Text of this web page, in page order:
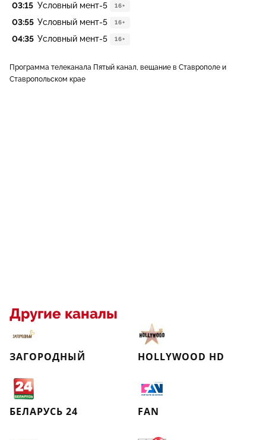
03:15 Условный мент-5 16+
03:55 Условный мент-5 16+
04:35 Условный мент-5 16+
Программа телеканала Пятый канал, вещание в Ставрополе и
Ставропольском крае
Другие каналы
ЗАГОРОДНЫЙ HOLLYWOOD HD
БЕЛАРУСЬ 24 FAN